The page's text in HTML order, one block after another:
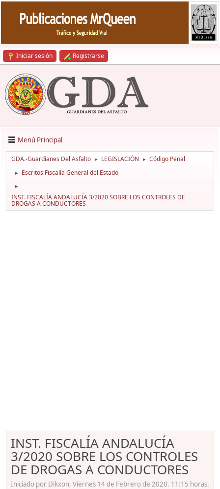
Iniciar sesión Registrarse
Menú Principal
GDA.-Guardianes Del Asfalto ► LEGISLACIÓN ► Código Penal
► Escritos Fiscalía General del Estado
►
INST. FISCALÍA ANDALUCÍA 3/2020 SOBRE LOS CONTROLES DE
DROGAS A CONDUCTORES
INST. FISCALÍA ANDALUCÍA
3/2020 SOBRE LOS CONTROLES
DE DROGAS A CONDUCTORES
Iniciado por Dikxon, Viernes 14 de Febrero de 2020. 11:15 horas.